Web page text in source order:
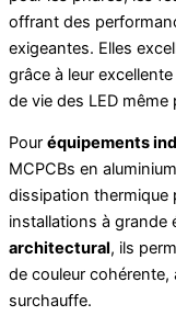
offrant des
exigeantes. Elles
grâce à leur
de vie des LED
Pour équipements
MCPCBs en
dissipation thermique
installations à grande
architectural, ils
de couleur
surchauffe.